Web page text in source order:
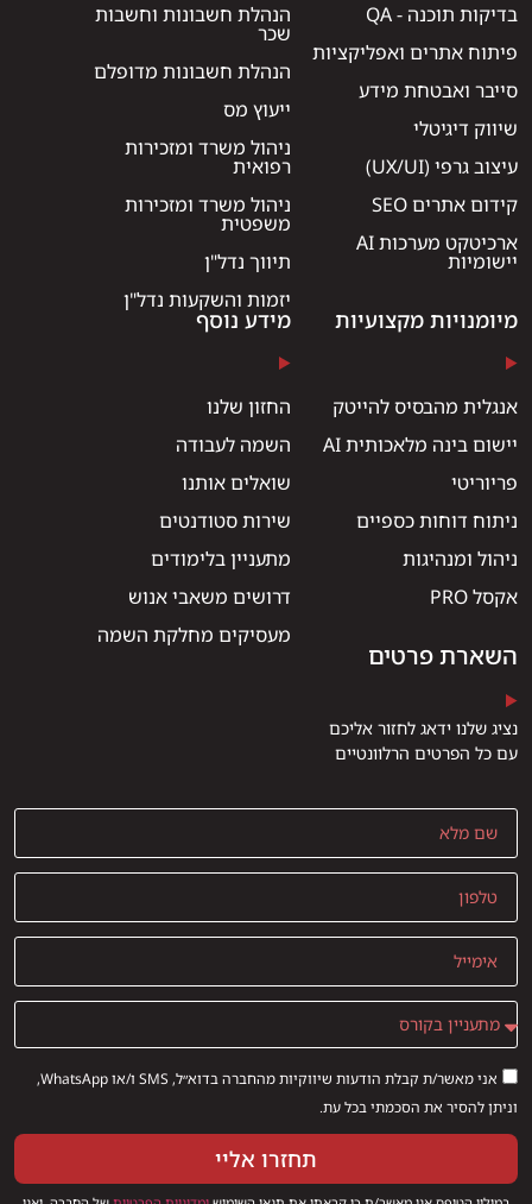
בדיקות תוכנה - QA
פיתוח אתרים ואפליקציות
סייבר ואבטחת מידע
שיווק דיגיטלי
עיצוב גרפי (UX/UI)
קידום אתרים SEO
ארכיטקט מערכות AI
יישומיות
הנהלת חשבונות וחשבות
שכר
הנהלת חשבונות מדופלם
ייעוץ מס
ניהול משרד ומזכירות
רפואית
ניהול משרד ומזכירות
משפטית
תיווך נדל"ן
יזמות והשקעות נדל"ן
מיומנויות מקצועיות
אנגלית מהבסיס להייטק
יישום בינה מלאכותית AI
פריוריטי
ניתוח דוחות כספיים
ניהול ומנהיגות
אקסל PRO
מידע נוסף
החזון שלנו
השמה לעבודה
שואלים אותנו
שירות סטודנטים
מתעניין בלימודים
דרושים משאבי אנוש
מעסיקים מחלקת השמה
השארת פרטים
נציג שלנו ידאג לחזור אליכם
עם כל הפרטים הרלוונטיים
אני מאשר/ת קבלת הודעות שיווקיות מהחברה בדוא״ל, SMS ו/או WhatsApp,
וניתן להסיר את הסכמתי בכל עת.
תחזרו אליי